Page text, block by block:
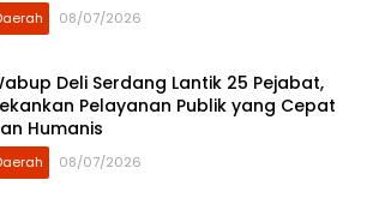
Sumut
08/07/2026
Deli Serdang Lantik 25 Pejabat,
Pelayanan Publik yang Cepat
Humanis
08/07/2026